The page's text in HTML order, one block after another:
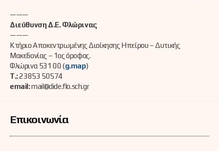
———
Διεύθυνση Δ.Ε. Φλώρινας
———
Κτήριο Αποκεντρωμένης Διοίκησης Ηπείρου – Δυτικής
Μακεδονίας – 1ος όροφος.
Φλώρινα 531 00 (g.map)
Τ.:23853 50574
email:mail@dide.flo.sch.gr
Επικοινωνία